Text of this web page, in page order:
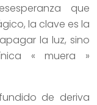
que
la clave es la
la luz, sino
« muera »
de deriva